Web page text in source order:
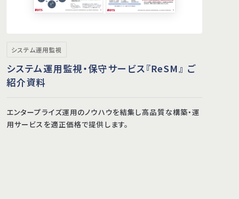
システム運用監視
システム運用監視・保守サービス『ReSM』 ご
紹介資料
エンタープライズ運用のノウハウを結集し高品質な構築・運
用サービスを適正価格で提供します。